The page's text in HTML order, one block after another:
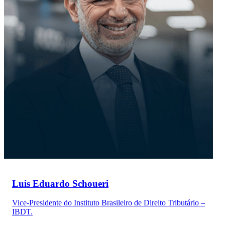
Luis Eduardo Schoueri
Vice-Presidente do Instituto Brasileiro de Direito Tributário –
IBDT.